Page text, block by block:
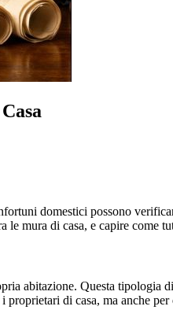
domestici possono
mura di casa, e capire come
abitazione. Questa tipologia
proprietari di casa, ma anche